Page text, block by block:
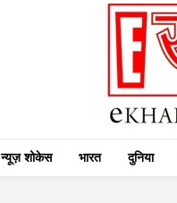
न्यूज़ शोकेस भारत दुनिया